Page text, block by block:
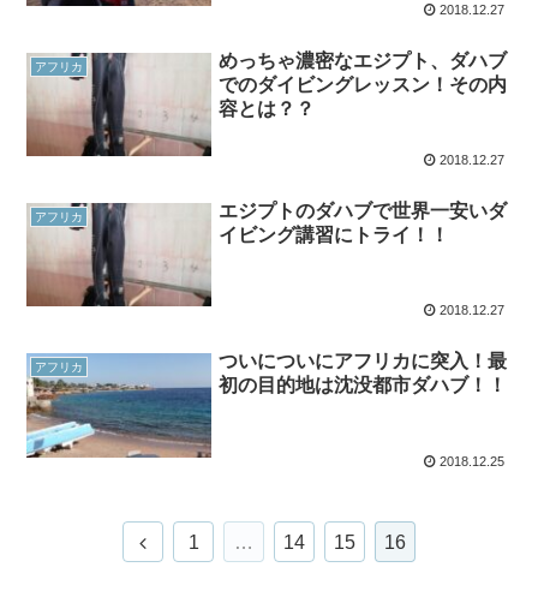
2018.12.27
アフリカ
めっちゃ濃密なエジプト、ダハブ
でのダイビングレッスン！その内
容とは？？
2018.12.27
アフリカ
エジプトのダハブで世界一安いダ
イビング講習にトライ！！
2018.12.27
アフリカ
ついについにアフリカに突入！最
初の目的地は沈没都市ダハブ！！
2018.12.25
1 … 14 15 16